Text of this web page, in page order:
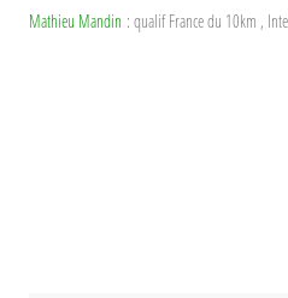
Mathieu Mandin : qualif France du 10km ,